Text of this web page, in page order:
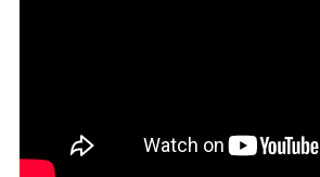
Mediju studija